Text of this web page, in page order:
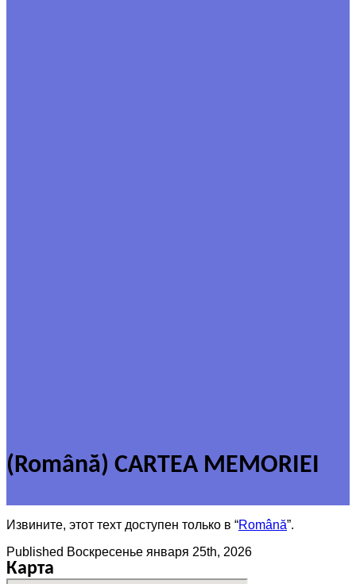
(Română) CARTEA MEMORIEI
Извините, этот техт доступен только в “Română”.
Published Воскресенье января 25th, 2026
Карта